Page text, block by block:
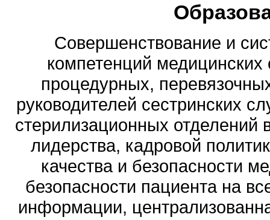
Совершенствование и
компетенций
процедурных,
руководителей сестринских
стерилизационных отделений
лидерства, кадровой
качества и безопасности
безопасности пациента на
информации,